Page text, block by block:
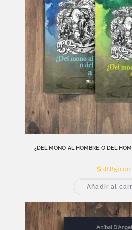
¿DEL MONO AL HOMBRE O DEL
$38.850,00
Añadir al